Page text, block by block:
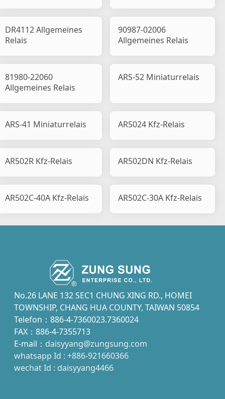
DR4112 Allgemeines
Relais
90987-02006
Allgemeines Relais
81980-22060
Allgemeines Relais
ARS-52 Miniaturrelais
ARS-41 Miniaturrelais AR5024 Kfz-Relais
AR502R Kfz-Relais AR502DN Kfz-Relais
AR502C-40A Kfz-Relais AR502C-30A Kfz-Relais
No.26 LANE 132 SEC1 CHUNG XING RD., HOMEI
TOWNSHIP, CHANG HUA COUNTY, TAIWAN 50854
Telefon：886-4-7360023.7360024
FAX：886-4-7355713
E-mail： daisyyang@zungsung.com
whatsapp Id : +886-921660366
wechat Id : daisyyang4466